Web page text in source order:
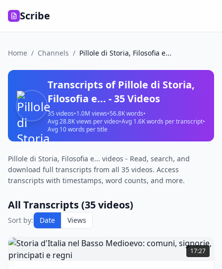
Scribe
Home / Channels / Pillole di Storia, Filosofia e...
Transcripts ofPillole di Storia,
Filosofia e... -35Videos
35 videos•1.0M views•56.8Kwords•
Avg28.8Kviews per video•Avg 1.6Kwords per transcript•
Avg 10words per title
Pillole di Storia, Filosofia e... videos - Read, search, and
download full transcripts from all 35 videos. Access
transcripts with timestamps, word counts, and more.
All Transcripts (35videos)
Sort by: Date
Views
Storia
d'Italia
nel
17:27